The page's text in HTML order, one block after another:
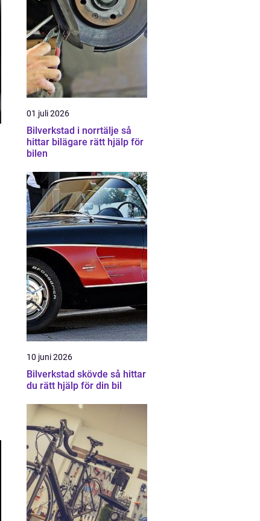
01 juli 2026
Bilverkstad i norrtälje så
hittar bilägare rätt hjälp för
bilen
10 juni 2026
Bilverkstad skövde så hittar
du rätt hjälp för din bil